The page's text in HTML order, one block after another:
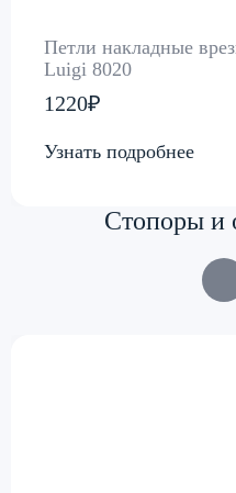
Петли накладные
Luigi 8020
1220₽
Узнать подробнее
Стопоры и